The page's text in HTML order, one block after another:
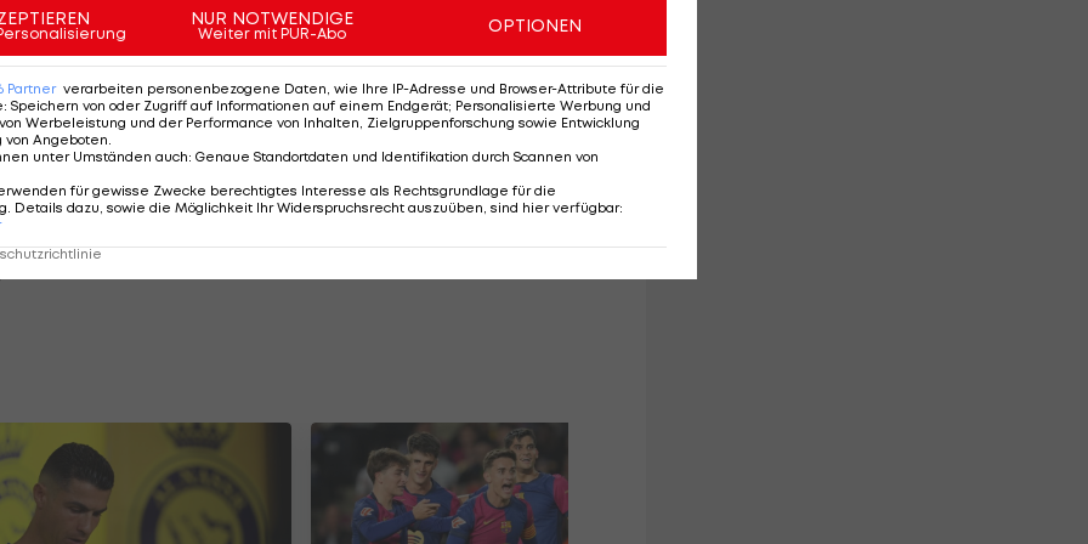
in seinem zweiten Jahr im Burgenland durchschnittlich
pro Spiel.
Vorfeld der dritten Halbfinal-Partie zwischen dem
der NBA auf Heimatbesuch:
NUR NOTWENDIGE
Weiter mit PUR-Abo OPTIONEN
Partner verarbeiten personenbezogene Daten, wie Ihre IP-Adresse und Browser-Attribute für die
: Speichern von oder Zugriff auf Informationen auf einem Endgerät; Personalisierte Werbung und
Werbeleistung und der Performance von Inhalten, Zielgruppenforschung sowie Entwicklung
von Angeboten
unter Umständen auch: Genaue Standortdaten und Identifikation durch Scannen von
für gewisse Zwecke berechtigtes Interesse als Rechtsgrundlage für die
Details dazu, sowie die Möglichkeit Ihr Widerspruchsrecht auszuüben, sind hier verfügbar: